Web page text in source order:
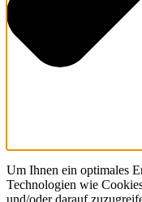
Um Ihnen ein optimales
Technologien wie